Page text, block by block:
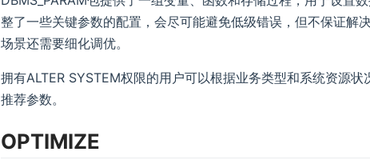
整了一些关键参数的配置，会尽可能避免低级错误，但不保证解
场景还需要细化调优。
拥有ALTER SYSTEM权限的用户可以根据业务类型和系统资源
推荐参数。
OPTIMIZE